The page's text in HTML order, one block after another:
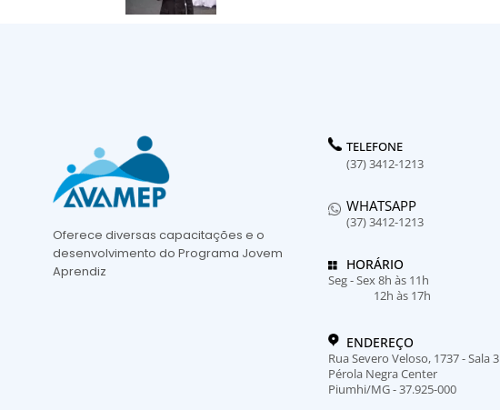
Oferece diversas capacitações e o
desenvolvimento do Programa Jovem
Aprendiz
TELEFONE
(37) 3412-1213
WHATSAPP
(37) 3412-1213
HORÁRIO
Seg - Sex 8h às 11h
12h às 17h
ENDEREÇO
Rua Severo Veloso, 1737 - Sala 3
Pérola Negra Center
Piumhi/MG - 37.925-000